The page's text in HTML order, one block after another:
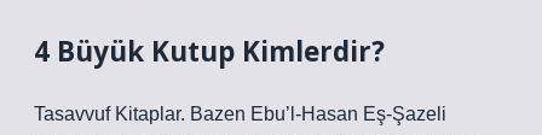
4 Büyük Kutup Kimlerdir?
Tasavvuf Kitaplar. Bazen Ebu’l-Hasan Eş-Şazeli